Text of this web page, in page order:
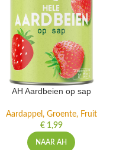
AH Aardbeien op sap
Aardappel, Groente, Fruit
€1,99
NAAR AH